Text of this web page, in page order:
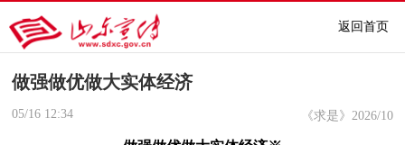
返回首页
做强做优做大实体经济
05/16 12:34 《求是》2026/10